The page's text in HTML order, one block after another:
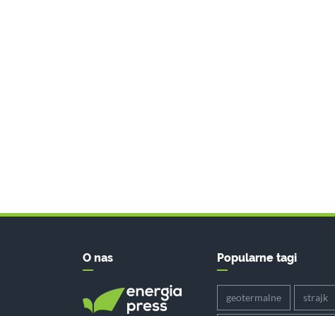
O nas Popularne tagi
geotermalne strajk